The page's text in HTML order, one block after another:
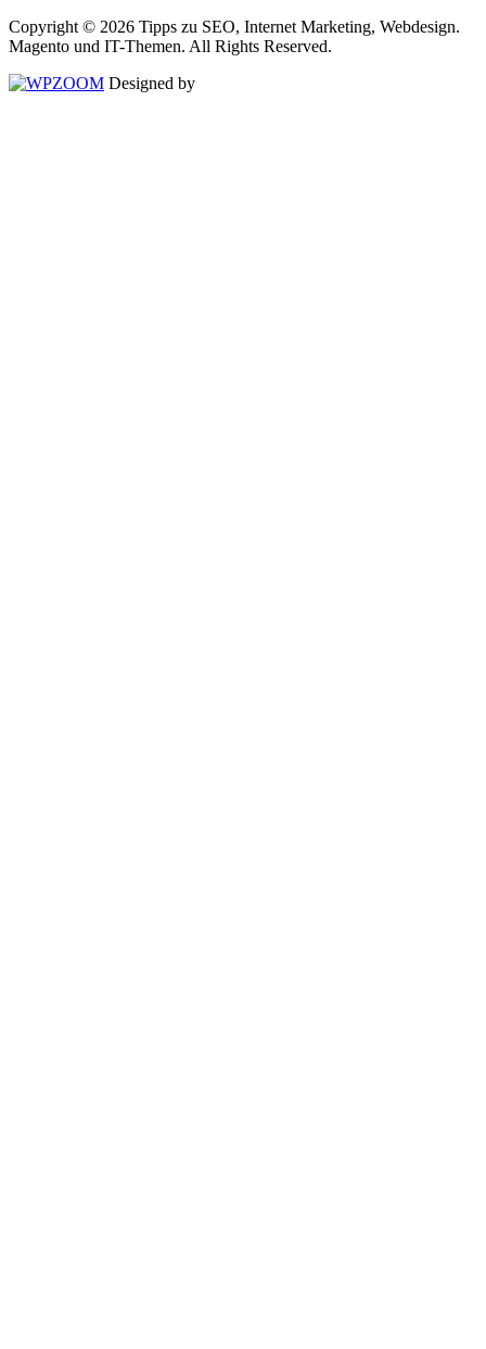
Copyright © 2026 Tipps zu SEO, Internet Marketing, Webdesign.
Magento und IT-Themen. All Rights Reserved.
Designed by